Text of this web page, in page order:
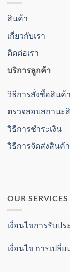
สินค้า
เกี่ยวกับเรา
ติดต่อเรา
บริการลูกค้า
วิธีการสั่งซื้อสินค้า
ตรวจสอบสถานะ
วิธีการชำระเงิน
วิธีการจัดส่งสินค้า
OUR SERVICES
เงื่อนไขการรับป
เงื่อนไข การเป